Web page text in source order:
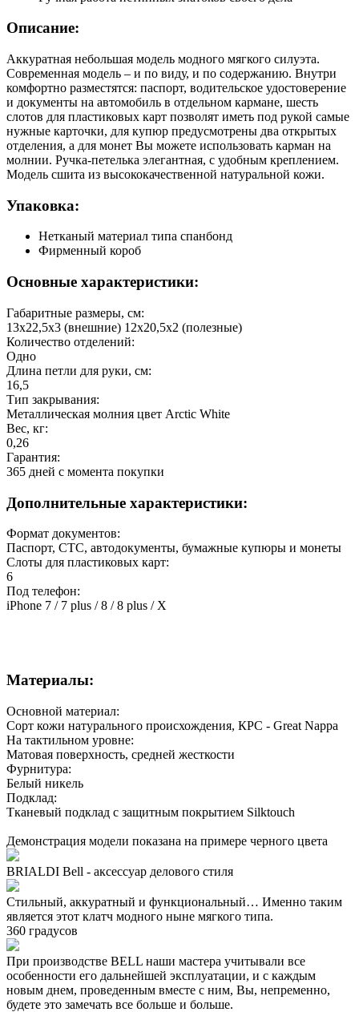
Описание:
Аккуратная небольшая модель модного мягкого силуэта.
Современная модель – и по виду, и по содержанию. Внутри
комфортно разместятся: паспорт, водительское удостоверение
и документы на автомобиль в отдельном кармане, шесть
слотов для пластиковых карт позволят иметь под рукой самые
нужные карточки, для купюр предусмотрены два открытых
отделения, а для монет Вы можете использовать карман на
молнии. Ручка-петелька элегантная, с удобным креплением.
Модель сшита из высококачественной натуральной кожи.
Упаковка:
Нетканый материал типа спанбонд
Фирменный короб
Основные характеристики:
Габаритные размеры, см:
13х22,5х3 (внешние) 12х20,5х2 (полезные)
Количество отделений:
Одно
Длина петли для руки, см:
16,5
Тип закрывания:
Металлическая молния цвет Arctic White
Вес, кг:
0,26
Гарантия:
365 дней c момента покупки
Дополнительные характеристики:
Формат документов:
Паспорт, СТС, автодокументы, бумажные купюры и монеты
Слоты для пластиковых карт:
6
Под телефон:
iPhone 7 / 7 plus / 8 / 8 plus / X
Материалы:
Основной материал:
Сорт кожи натурального происхождения, КРС - Great Nappa
На тактильном уровне:
Матовая поверхность, средней жесткости
Фурнитура:
Белый никель
Подклад:
Тканевый подклад с защитным покрытием Silktouch
Демонстрация модели показана на примере черного цвета
BRIALDI Bell - аксессуар делового стиля
Стильный, аккуратный и функциональный… Именно таким
является этот клатч модного ныне мягкого типа.
360 градусов
При производстве BELL наши мастера учитывали все
особенности его дальнейшей эксплуатации, и с каждым
новым днем, проведенным вместе с ним, Вы, непременно,
будете это замечать все больше и больше.